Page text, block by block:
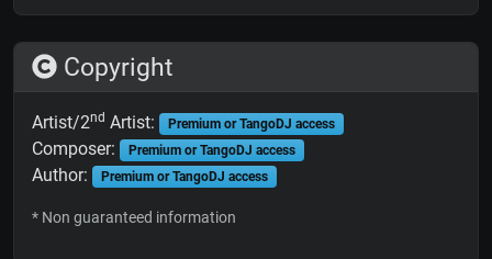
Copyright
Artist/2nd Artist: Premium or TangoDJ access
Composer: Premium or TangoDJ access
Author: Premium or TangoDJ access
* Non guaranteed information